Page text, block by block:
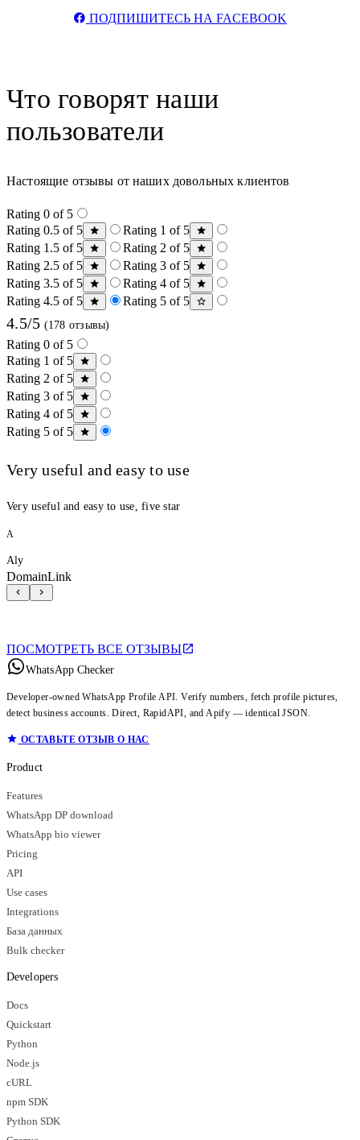
ПОДПИШИТЕСЬ НА FACEBOOK
Что говорят наши
пользователи
Настоящие отзывы от наших довольных клиентов
Rating 0 of 5
Rating 0.5 of 5
Rating 1 of 5
Rating 1.5 of 5
Rating 2 of 5
Rating 2.5 of 5
Rating 3 of 5
Rating 3.5 of 5
Rating 4 of 5
Rating 4.5 of 5
Rating 5 of 5
4.5/5 (178 отзывы)
Rating 0 of 5
Rating 1 of 5
Rating 2 of 5
Rating 3 of 5
Rating 4 of 5
Rating 5 of 5
Very useful and easy to use
Very useful and easy to use, five star
A
Aly
DomainLink
ПОСМОТРЕТЬ ВСЕ ОТЗЫВЫ
WhatsApp Checker
Developer-owned WhatsApp Profile API. Verify numbers, fetch profile pictures,
detect business accounts. Direct, RapidAPI, and Apify — identical JSON.
ОСТАВЬТЕ ОТЗЫВ О НАС
Product
Features
WhatsApp DP download
WhatsApp bio viewer
Pricing
API
Use cases
Integrations
База данных
Bulk checker
Developers
Docs
Quickstart
Python
Node.js
cURL
npm SDK
Python SDK